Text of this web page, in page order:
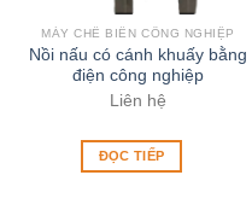
MÁY CHẾ BIẾN CÔNG NGHIỆP
Nồi nấu có cánh khuấy bằng
điện công nghiệp
Liên hệ
ĐỌC TIẾP